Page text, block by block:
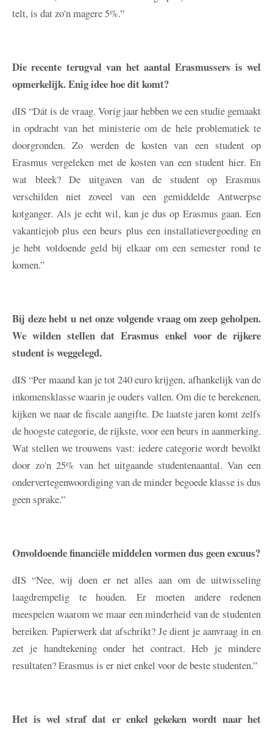
telt, is dat zo'n magere 5%.”
Die recente terugval van het aantal Erasmussers is wel
opmerkelijk. Enig idee hoe dit komt?
dIS “Dát is de vraag. Vorig jaar hebben we een studie gemaakt
in opdracht van het ministerie om de hele problematiek te
doorgronden. Zo werden de kosten van een student op
Erasmus vergeleken met de kosten van een student hier. En
wat bleek? De uitgaven van de student op Erasmus
verschilden niet zoveel van een gemiddelde Antwerpse
kotganger. Als je echt wil, kan je dus op Erasmus gaan. Een
vakantiejob plus een beurs plus een installatievergoeding en
je hebt voldoende geld bij elkaar om een semester rond te
komen.”
Bij deze hebt u net onze volgende vraag om zeep geholpen.
We wilden stellen dat Erasmus enkel voor de rijkere
student is weggelegd.
dIS “Per maand kan je tot 240 euro krijgen, afhankelijk van de
inkomensklasse waarin je ouders vallen. Om die te berekenen,
kijken we naar de fiscale aangifte. De laatste jaren komt zelfs
de hoogste categorie, de rijkste, voor een beurs in aanmerking.
Wat stellen we trouwens vast: iedere categorie wordt bevolkt
door zo'n 25% van het uitgaande studentenaantal. Van een
ondervertegenwoordiging van de minder begoede klasse is dus
geen sprake.”
Onvoldoende financiële middelen vormen dus geen excuus?
dIS “Nee, wij doen er net alles aan om de uitwisseling
laagdrempelig te houden. Er moeten andere redenen
meespelen waarom we maar een minderheid van de studenten
bereiken. Papierwerk dat afschrikt? Je dient je aanvraag in en
zet je handtekening onder het contract. Heb je mindere
resultaten? Erasmus is er niet enkel voor de beste studenten.”
Het is wel straf dat er enkel gekeken wordt naar het